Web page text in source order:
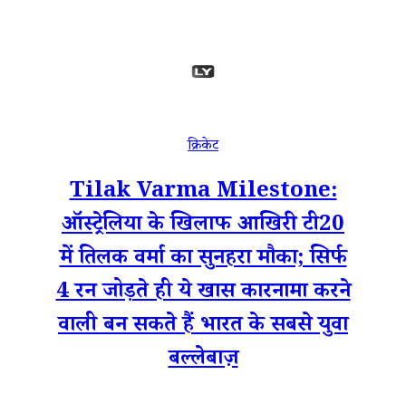
क्रिकेट
Tilak Varma Milestone:
ऑस्ट्रेलिया के खिलाफ आखिरी टी20
में तिलक वर्मा का सुनहरा मौका; सिर्फ
4 रन जोड़ते ही ये खास कारनामा करने
वाली बन सकते हैं भारत के सबसे युवा
बल्लेबाज़